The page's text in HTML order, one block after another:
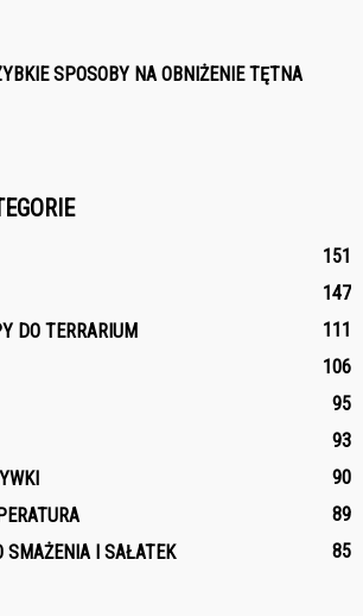
SPOSOBY NA OBNIŻENIE TĘTNA
151
147
DO TERRARIUM
111
106
95
93
90
89
SMAŻENIA I SAŁATEK
85